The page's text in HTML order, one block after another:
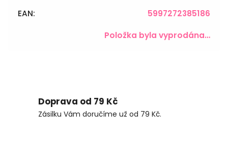
Doprava od 79 Kč
Zásilku Vám doručíme už od 79 Kč.
EAN: 5997272385186
Položka byla vyprodána…